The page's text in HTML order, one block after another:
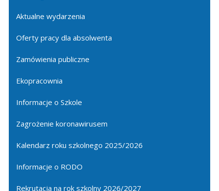
Aktualne wydarzenia
Oferty pracy dla absolwenta
Zamówienia publiczne
Ekopracownia
Informacje o Szkole
Zagrożenie koronawirusem
Kalendarz roku szkolnego 2025/2026
Informacje o RODO
Rekrutacja na rok szkolny 2026/2027